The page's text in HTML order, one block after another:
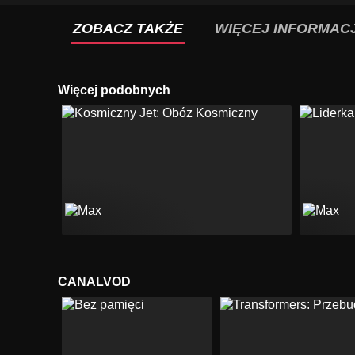
ZOBACZ TAKŻE WIĘCEJ
Więcej podobnych
CANALVOD